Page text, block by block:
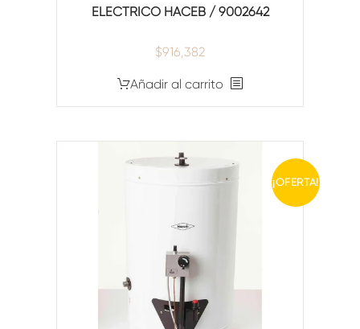
ELECTRICO HACEB / 9002642
$916,382
Añadir al carrito
¡OFERTA!